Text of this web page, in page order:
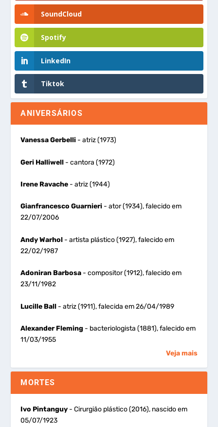
SoundCloud
Spotify
LinkedIn
Tiktok
ANIVERSÁRIOS
Vanessa Gerbelli - atriz (1973)
Geri Halliwell - cantora (1972)
Irene Ravache - atriz (1944)
Gianfrancesco Guarnieri - ator (1934), falecido em
22/07/2006
Andy Warhol - artista plástico (1927), falecido em
22/02/1987
Adoniran Barbosa - compositor (1912), falecido em
23/11/1982
Lucille Ball - atriz (1911), falecida em 26/04/1989
Alexander Fleming - bacteriologista (1881), falecido em
11/03/1955
Veja mais
MORTES
Ivo Pintanguy - Cirurgião plástico (2016), nascido em
05/07/1923